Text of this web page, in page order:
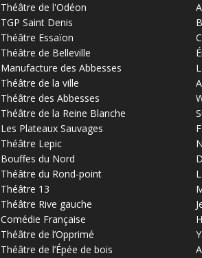
Théâtre de l'Odéon
TGP Saint Denis
Théâtre Essaïon
Théâtre de Belleville
Manufacture des Abbesses
Théâtre de la ville
Théâtre des Abbesses
Théâtre de la Reine Blanche
Les Plateaux Sauvages
Théâtre Lepic
Bouffes du Nord
Théâtre du Rond-point
Théâtre 13
Théâtre Rive gauche
Comédie Française
Théâtre de l’Opprimé
Théâtre de l’Épée de bois